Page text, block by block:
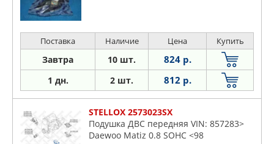
Поставка Наличие Цена Купить
Завтра 10 шт. 824 р.
1 дн. 2 шт. 812 р.
STELLOX 2573023SX
Подушка ДВС передняя VIN: 857283>
Daewoo Matiz 0.8 SOHC <98